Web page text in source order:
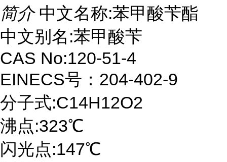
简介 中文名称:苯甲酸苄酯
中文别名:苯甲酸苄
CAS No:120-51-4
EINECS号：204-402-9
分子式:C14H12O2
沸点:323℃
闪光点:147℃